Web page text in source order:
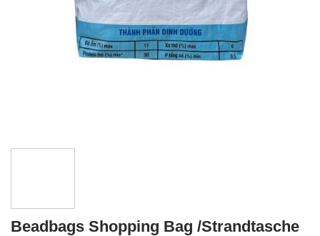
Beadbags Shopping Bag /Strandtasche